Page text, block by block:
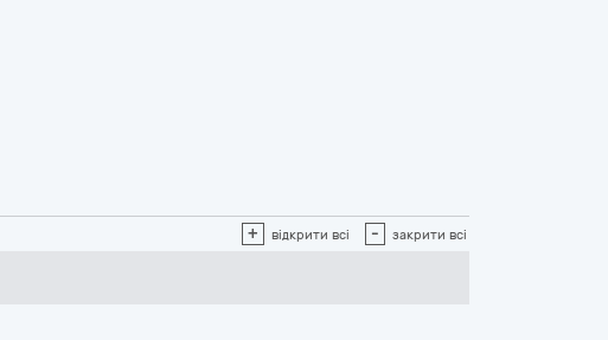
+ відкрити всі - закрити всі